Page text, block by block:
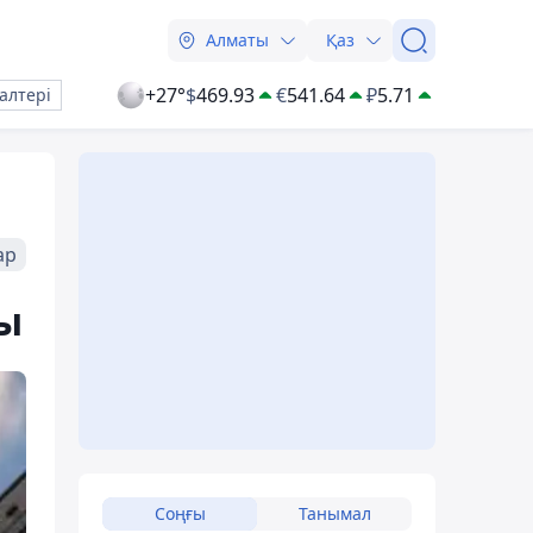
Алматы Қаз
+27°$469.93 €541.64 ₽5.71
Соңғы Танымал